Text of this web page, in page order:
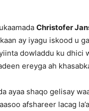
Christofer
ay iyagu iskood u
dowladdu ku dhici
ereyga ah
ayaa shaqo gelisay
afshareer lacag